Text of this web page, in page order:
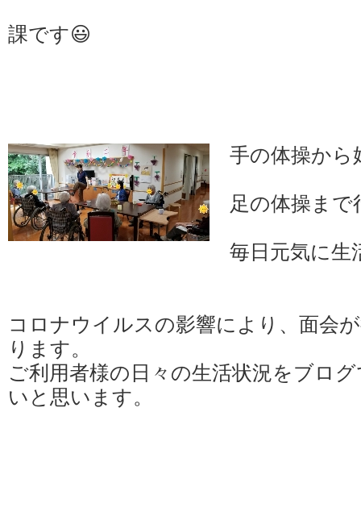
課です😃
手の体操から
足の体操まで
毎日元気に生
コロナウイルスの影響により、面会
ります。
ご利用者様の日々の生活状況をブロ
いと思います。